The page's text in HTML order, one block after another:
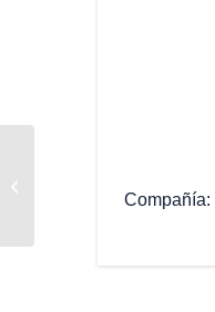
Compañía